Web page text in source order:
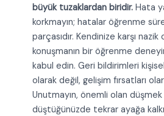
büyük tuzaklardan biridir.Hata
korkmayın; hatalar öğrenme
parçasıdır. Kendinize karşı
konuşmanın bir öğrenme
kabul edin. Geri bildirimleri
olarak değil, gelişim fırsatları
Unutmayın, önemli olan
düştüğünüzde tekrar ayağa